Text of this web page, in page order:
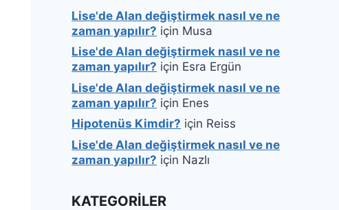
Lise'de Alan değiştirmek nasıl ve ne
zaman yapılır? için Musa
Lise'de Alan değiştirmek nasıl ve ne
zaman yapılır? için Esra Ergün
Lise'de Alan değiştirmek nasıl ve ne
zaman yapılır? için Enes
Hipotenüs Kimdir? için Reiss
Lise'de Alan değiştirmek nasıl ve ne
zaman yapılır? için Nazlı
KATEGORILER